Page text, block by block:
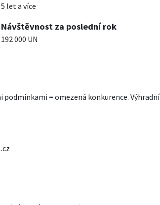
5 let a více
Návštěvnost za poslední rok
192 000 UN
= omezená konkurence. Výhradní